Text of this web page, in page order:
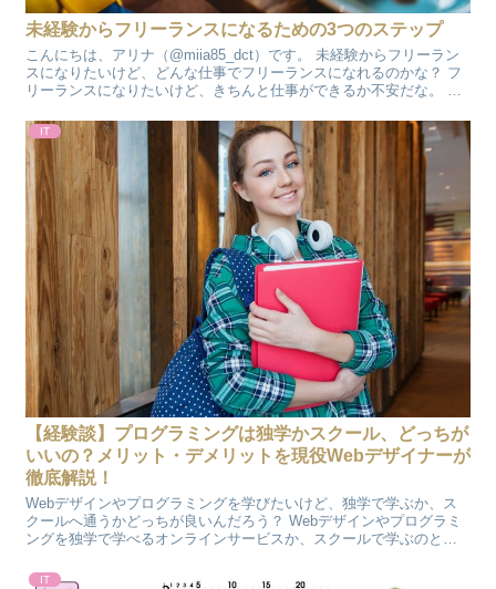
未経験からフリーランスになるための3つのステップ
こんにちは、アリナ（@miia85_dct）です。 未経験からフリーラン
スになりたいけど、どんな仕事でフリーランスになれるのかな？ フ
リーランスになりたいけど、きちんと仕事ができるか不安だな。 と
IT
【経験談】プログラミングは独学かスクール、どっちが
いいの？メリット・デメリットを現役Webデザイナーが
徹底解説！
Webデザインやプログラミングを学びたいけど、独学で学ぶか、ス
クールへ通うかどっちが良いんだろう？ Webデザインやプログラミ
ングを独学で学べるオンラインサービスか、スクールで学ぶのとど
IT